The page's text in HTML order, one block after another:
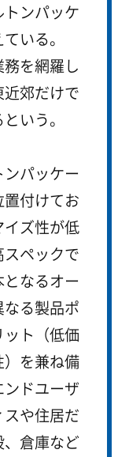
ンパッケ
いる。
を網羅し
郊だけで
いう。
パッケー
付けてお
ズ性が低
ペックで
なるオー
る製品ポ
ト（低価
を兼ね備
ドユーザ
や住居だ
倉庫など